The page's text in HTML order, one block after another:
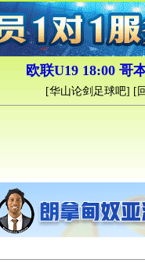
欧联U19 18:00 哥
[华山论剑足球吧] [